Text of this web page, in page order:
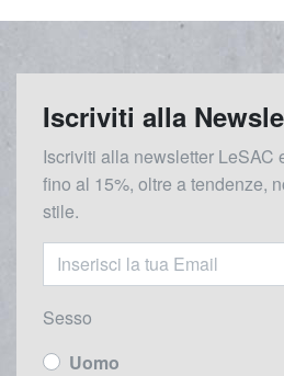
Iscriviti alla
Iscriviti alla newsletter LeSAC
fino al 15%, oltre a tendenze,
stile.
Sesso
Uomo